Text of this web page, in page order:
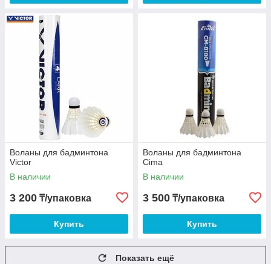
Воланы для бадминтона
Victor
В наличии
3 200 ₸/упаковка
Купить
Воланы для бадминтона
Cima
В наличии
3 500 ₸/упаковка
Купить
Показать ещё